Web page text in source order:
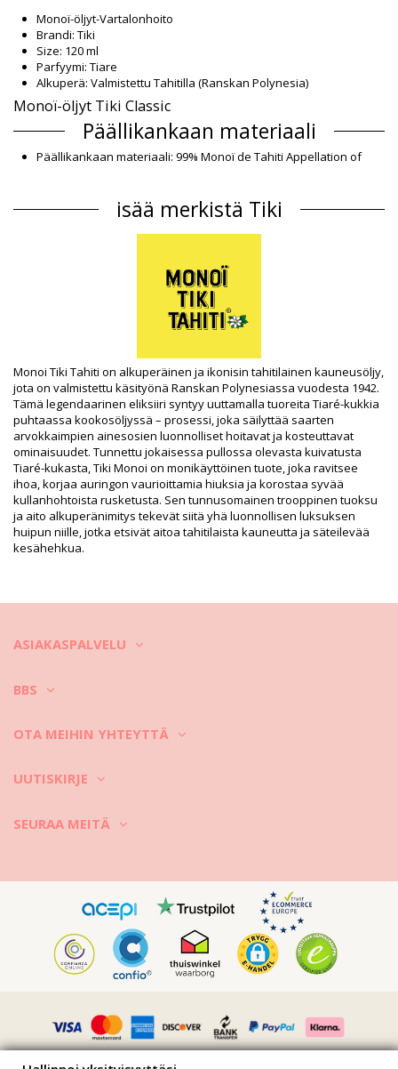
Monoï-öljyt-Vartalonhoito
Brandi: Tiki
Size: 120 ml
Parfyymi: Tiare
Alkuperä: Valmistettu Tahitilla (Ranskan Polynesia)
Monoï-öljyt Tiki Classic
Päällikankaan materiaali
Päällikankaan materiaali: 99% Monoï de Tahiti Appellation of
cinnamal, Benzyl Alcohol, Benzyl benzoate, Benzyl salicylate,
Citronellol, Citrus Aurantium B
Osasto: Unisex, Monoï-öljyt
Paketti sisältää: 1 x Monoï-öljyt (Muut tarvikkeet eivät sisälly
Toimittajan viite: 1MB
Paino: 130g / 0.29lb / 4.59oz
Retusoituja kuvia
Pesu- ja hoito-ohjeet
Hoito-ohjeet: Tiki Tiki Monoi Tiare 120 Ml
isää merkistä Tiki
Monoi Tiki Tahiti on alkuperäinen ja ikonisin tahitilainen kauneusöljy,
jota on valmistettu käsityönä Ranskan Polynesiassa vuodesta 1942.
Tämä legendaarinen eliksiiri syntyy uuttamalla tuoreita Tiaré-kukkia
puhtaassa kookosöljyssä – prosessi, joka säilyttää saarten
arvokkaimpien ainesosien luonnolliset hoitavat ja kosteuttavat
ominaisuudet. Tunnettu jokaisessa pullossa olevasta kuivatusta
Tiaré-kukasta, Tiki Monoi on monikäyttöinen tuote, joka ravitsee
ihoa, korjaa auringon vaurioittamia hiuksia ja korostaa syvää
kullanhohtoista rusketusta. Sen tunnusomainen trooppinen tuoksu
ja aito alkuperänimitys tekevät siitä yhä luonnollisen luksuksen
huipun niille, jotka etsivät aitoa tahitilaista kauneutta ja säteilevää
kesähehkua.
ASIAKASPALVELU
BBS
OTA MEIHIN YHTEYTTÄ
UUTISKIRJE
SEURAA MEITÄ